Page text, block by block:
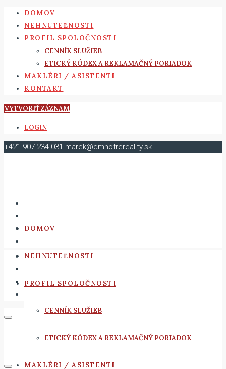
DOMOV
NEHNUTEĽNOSTI
PROFIL SPOLOČNOSTI
CENNÍK SLUŽIEB
ETICKÝ KÓDEX A REKLAMAČNÝ PORIADOK
MAKLÉRI / ASISTENTI
KONTAKT
VYTVORIŤ ZÁZNAM
LOGIN
+421 907 234 031 marek@dmnotrereality.sk
DOMOV
NEHNUTEĽNOSTI
PROFIL SPOLOČNOSTI
CENNÍK SLUŽIEB
ETICKÝ KÓDEX A REKLAMAČNÝ PORIADOK
MAKLÉRI / ASISTENTI